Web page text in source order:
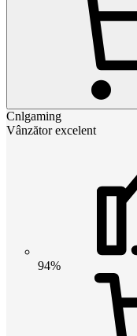
Cnlgaming
Vânzător excelent
94%